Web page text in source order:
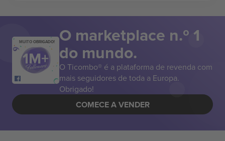
MUITO OBRIGADO! O marketplace n.º 1
do mundo.
O Ticombo® é a plataforma de revenda com
mais seguidores de toda a Europa.
Obrigado!
COMECE A VENDER